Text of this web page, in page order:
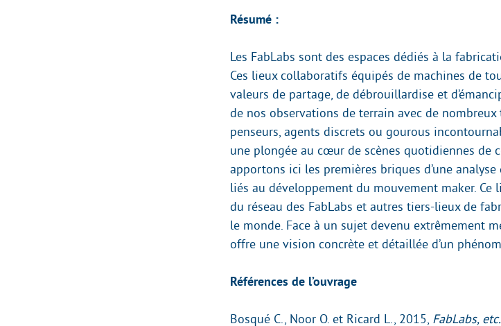
Résumé :
Les FabLabs sont des espaces dédiés à la
Ces lieux collaboratifs équipés de machines de
valeurs de partage, de débrouillardise et
de nos observations de terrain avec de
penseurs, agents discrets ou gourous
une plongée au cœur de scènes quotidiennes de
apportons ici les premières briques d’une
liés au développement du mouvement maker.
du réseau des FabLabs et autres tiers-lieux de
le monde. Face à un sujet devenu extrêmement
offre une vision concrète et détaillée d’un
Références de l’ouvrage
Bosqué C., Noor O. et Ricard L., 2015, FabLabs,